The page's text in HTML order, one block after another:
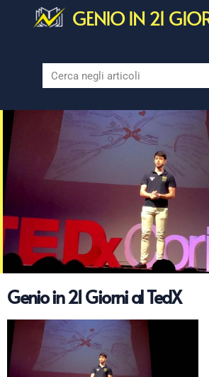
GENIO IN 21
Genio in 21 Giorni al TedX